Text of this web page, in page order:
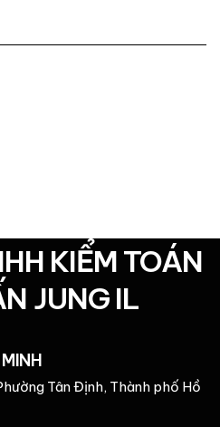
KIỂM TOÁN
JUNG IL
Tân Định, Thành phố Hồ